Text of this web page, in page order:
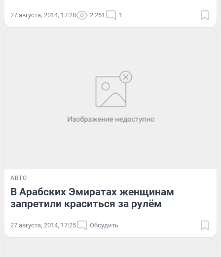
27 августа, 2014, 17:28 2 251 1
АВТО
В Арабских Эмиратах женщинам
запретили краситься за рулём
27 августа, 2014, 17:25 Обсудить